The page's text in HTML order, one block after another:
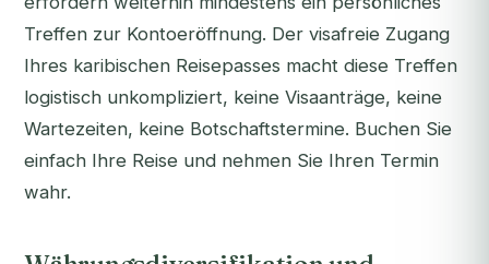
Treffen zur Kontoeröffnung. Der visafreie Zugang
Ihres karibischen Reisepasses macht diese Treffen
logistisch unkompliziert, keine Visaanträge, keine
Wartezeiten, keine Botschaftstermine. Buchen Sie
einfach Ihre Reise und nehmen Sie Ihren Termin
wahr.